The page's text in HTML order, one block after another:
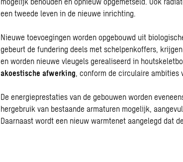
een tweede leven in de nieuwe inrichting.
Nieuwe toevoegingen worden opgebouwd uit
gebeurt de fundering deels met schelpenkoffers,
en worden nieuwe vleugels gerealiseerd in
akoestische afwerking, conform de circulaire ambities
De energieprestaties van de gebouwen worden
hergebruik van bestaande armaturen mogelijk,
Daarnaast wordt een nieuw warmtenet aangelegd dat